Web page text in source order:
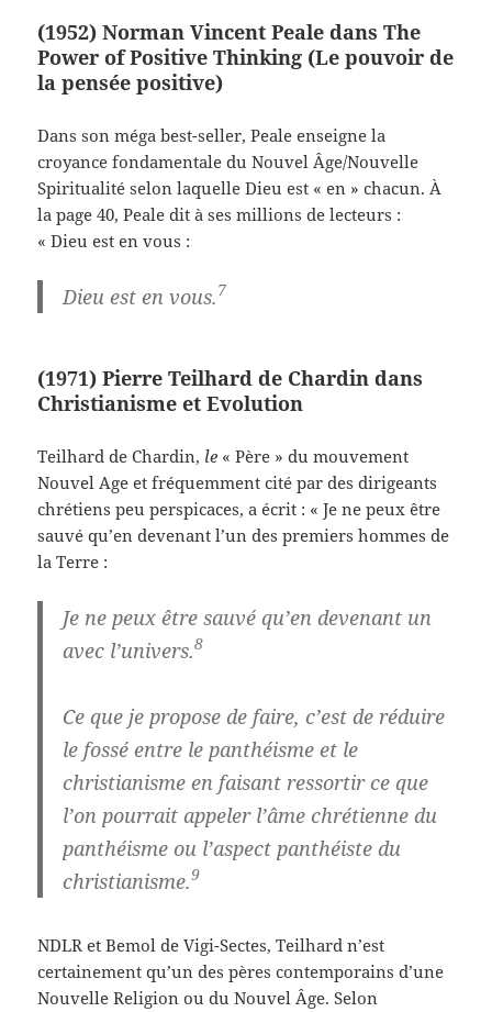
(1952) Norman Vincent Peale dans The
Power of Positive Thinking (Le pouvoir de
la pensée positive)
Dans son méga best-seller, Peale enseigne la
croyance fondamentale du Nouvel Âge/Nouvelle
Spiritualité selon laquelle Dieu est « en » chacun. À
la page 40, Peale dit à ses millions de lecteurs :
« Dieu est en vous :
Dieu est en vous.7
(1971) Pierre Teilhard de Chardin dans
Christianisme et Evolution
Teilhard de Chardin, le « Père » du mouvement
Nouvel Age et fréquemment cité par des dirigeants
chrétiens peu perspicaces, a écrit : « Je ne peux être
sauvé qu’en devenant l’un des premiers hommes de
la Terre :
Je ne peux être sauvé qu’en devenant un
avec l’univers.8
Ce que je propose de faire, c’est de réduire
le fossé entre le panthéisme et le
christianisme en faisant ressortir ce que
l’on pourrait appeler l’âme chrétienne du
panthéisme ou l’aspect panthéiste du
christianisme.9
NDLR et Bemol de Vigi-Sectes, Teilhard n’est
certainement qu’un des pères contemporains d’une
Nouvelle Religion ou du Nouvel Âge. Selon